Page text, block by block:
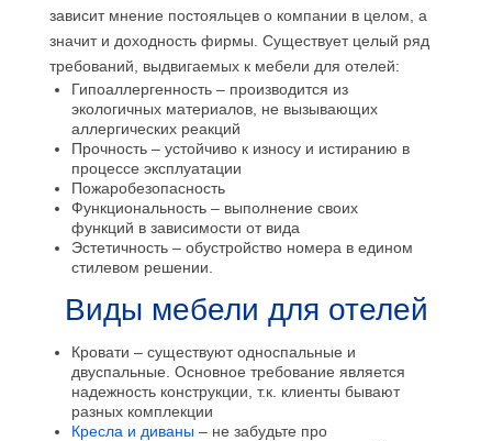
зависит мнение постояльцев о компании в целом, а
значит и доходность фирмы. Существует целый ряд
требований, выдвигаемых к мебели для отелей:
Гипоаллергенность – производится из
экологичных материалов, не вызывающих
аллергических реакций
Прочность – устойчиво к износу и истиранию в
процессе эксплуатации
Пожаробезопасность
Функциональность – выполнение своих
функций в зависимости от вида
Эстетичность – обустройство номера в едином
стилевом решении.
Виды мебели для отелей
Кровати – существуют односпальные и
двуспальные. Основное требование является
надежность конструкции, т.к. клиенты бывают
разных комплекции
Кресла и диваны – не забудьте про